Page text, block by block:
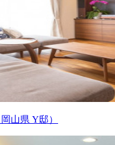
山県 Y邸）